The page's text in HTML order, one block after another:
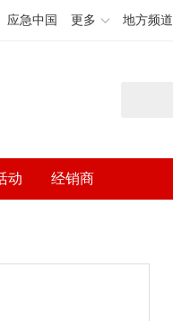
应急中国 更多 地方频道
动 经销商